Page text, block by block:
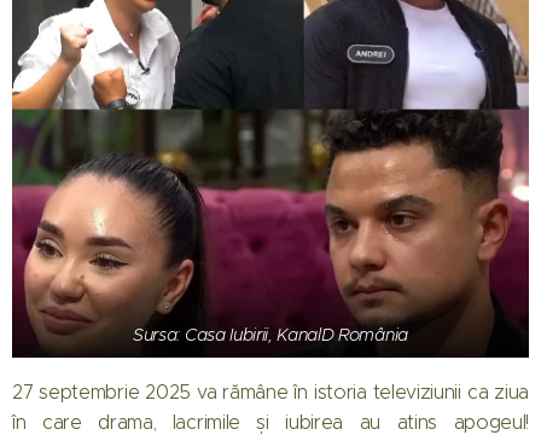
Sursa: Casa Iubirii, KanalD România
27 septembrie 2025 va rămâne în istoria televiziunii ca ziua
în care drama, lacrimile și iubirea au atins apogeul!